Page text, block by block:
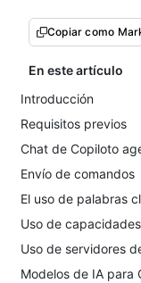
Copiar como
En este artículo
Introducción
Requisitos previos
Chat de Copiloto
Envío de comandos
El uso de palabras
Uso de
Uso de servidores
Modelos de IA para